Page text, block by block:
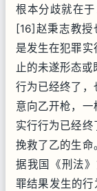
根本分歧就在
[16]赵秉志教授
是发生在犯罪
止的未遂形态或
行为已经终了，
意向乙开枪，一
实行行为已经终
挽救了乙的生命
据我国《刑法
罪结果发生的行